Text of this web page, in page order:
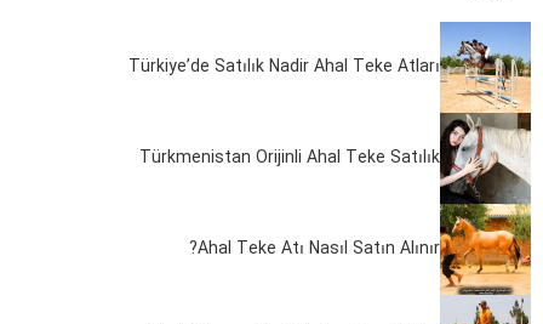
Türkiye’de Satılık Nadir Ahal Teke Atları
Türkmenistan Orijinli Ahal Teke Satılık
Ahal Teke Atı Nasıl Satın Alınır?